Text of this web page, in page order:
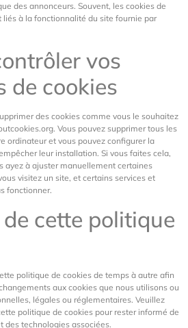
des annonceurs. Souvent, les cookies de
à la fonctionnalité du site fournie par
vos
de cookies
des cookies comme vous le souhaitez
Vous pouvez supprimer tous les
ordinateur et vous pouvez configurer la
leur installation. Si vous faites cela,
ayez à ajuster manuellement certaines
visitez un site, et certains services et
fonctionner.
cette politique
politique de cookies de temps à autre afin
aux cookies que nous utilisons ou
légales ou réglementaires. Veuillez
politique de cookies pour rester informé de
des technologies associées.